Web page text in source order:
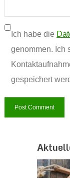
Ich habe die
genommen. Ich
gespeichert